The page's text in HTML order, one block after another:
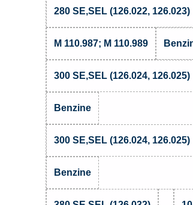
280 SE,SEL (126.022, 126.023)
M 110.987; M 110.989
300 SE,SEL (126.024, 126.025)
Benzine
300 SE,SEL (126.024, 126.025)
Benzine